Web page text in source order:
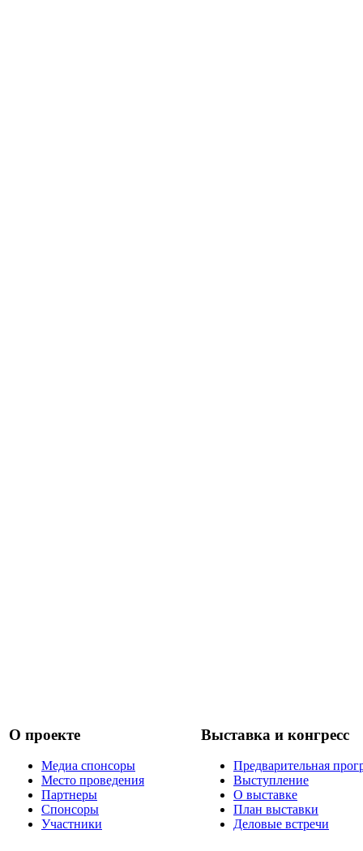
О проекте
Медиа спонсоры
Место проведения
Партнеры
Спонсоры
Участники
Выставка и конгресс
Предварительная
Выступление
О выставке
План выставки
Деловые встречи